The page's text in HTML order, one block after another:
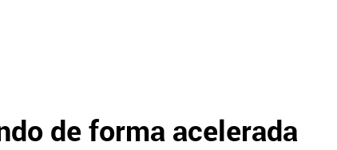
de forma acelerada